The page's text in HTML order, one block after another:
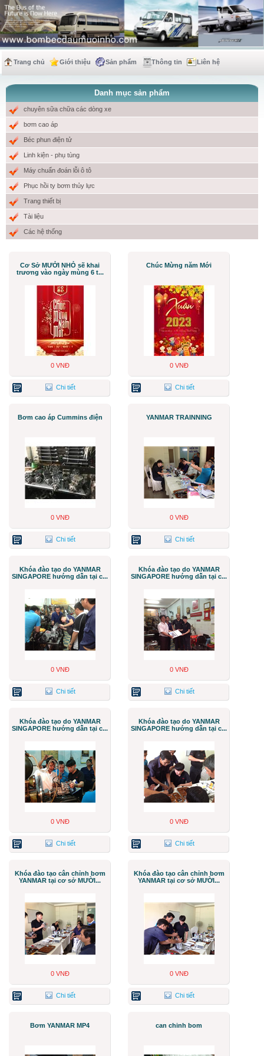
Trang chủ Giới thiệu Sản phẩm Thông tin Liên hệ
Danh mục sản phẩm
chuyên sữa chữa các dòng xe
bơm cao áp
Béc phun điện tử
Linh kiện - phụ tùng
Máy chuẩn đoán lỗi ô tô
Phục hồi ty bơm thủy lực
Trang thiết bị
Tài liệu
Các hệ thống
Cơ Sở MƯỞI NHỎ sẽ khai
trương vào ngày mùng 6 t...
0 VNĐ
Chi tiết
Chúc Mừng năm Mới
0 VNĐ
Chi tiết
Bơm cao áp Cummins điện
0 VNĐ
Chi tiết
YANMAR TRAINNING
0 VNĐ
Chi tiết
Khóa đào tạo do YANMAR
SINGAPORE hướng dẫn tại c...
0 VNĐ
Chi tiết
Khóa đào tạo do YANMAR
SINGAPORE hướng dẫn tại c...
0 VNĐ
Chi tiết
Khóa đào tạo do YANMAR
SINGAPORE hướng dẫn tại c...
0 VNĐ
Chi tiết
Khóa đào tạo do YANMAR
SINGAPORE hướng dẫn tại c...
0 VNĐ
Chi tiết
Khóa đào tạo cân chỉnh bơm
YANMAR tại cơ sở MƯỜI...
0 VNĐ
Chi tiết
Khóa đào tạo cân chỉnh bơm
YANMAR tại cơ sở MƯỜI...
0 VNĐ
Chi tiết
Bơm YANMAR MP4 can chinh bom